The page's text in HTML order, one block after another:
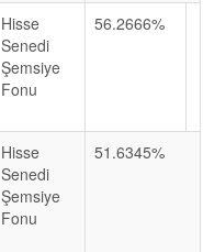
Hisse
Senedi
Şemsiye
Fonu
56.2666%
Hisse
Senedi
Şemsiye
Fonu
51.6345%